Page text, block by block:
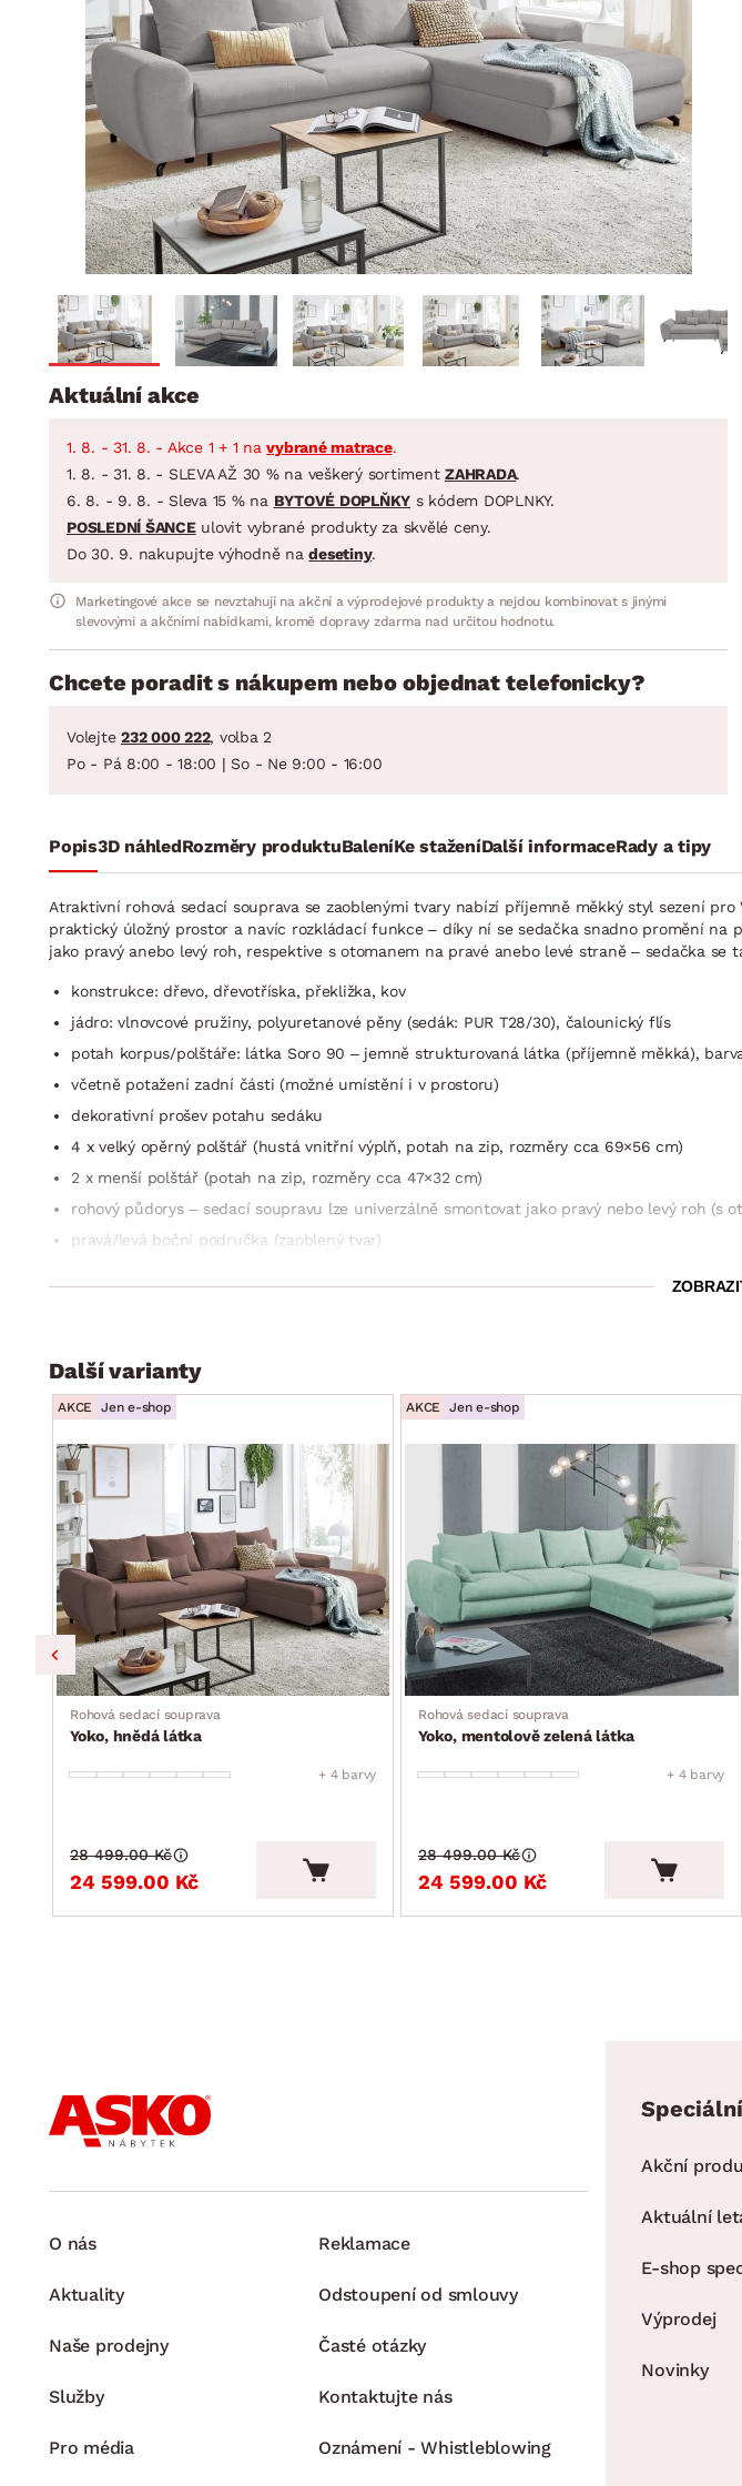
Dětský pokoj
Předsíň, šatna a chodba
Kuchyně
Koupelna
Zahrada
Domácnost
BYTOVÝ TEXTIL
Přikrývky
Polštáře
Koberce
Závěsy a žaluzie
Zobrazit vše
STOLOVÁNÍ A VAŘENÍ
Jídelní servis
Příbory
Hrnce
Pánve
Zobrazit vše
DOMÁCÍ
VELIKONOCE
Koupelnové sestavy
Jídelní sestavy
Zahradní sestavy
Aktuální akce
1. 8. - 31. 8. - Akce 1 + 1 navybrané matrace.
1. 8. - 31. 8. - SLEVA AŽ 30 % na veškerý sortiment ZAHRADA.
6. 8. - 9. 8. - Sleva 15 % na BYTOVÉ DOPLŇKY s kódem DOPLNKY.
POSLEDNÍ ŠANCEulovit vybrané produkty za skvělé ceny.
Do 30. 9. nakupujte výhodně nadesetiny.
Marketingové akce se nevztahují na akční a výprodejové produkty a nejdou kombinovat s jinými
slevovými a akčními nabídkami, kromě dopravy zdarma nad určitou hodnotu.
Chcete poradit s nákupem nebo objednat telefonicky?
Volejte 232 000 222, volba 2
Po - Pá 8:00 - 18:00 | So - Ne 9:00 - 16:00
Popis3D náhledRozměry produktuBaleníKe staženíDalší informaceRady a tipy
Atraktivní rohová sedací souprava se zaoblenými tvary nabízí příjemně měkký styl sezení
praktický úložný prostor a navíc rozkládací funkce – díky ní se sedačka snadno promění
jako pravý anebo levý roh, respektive s otomanem na pravé anebo levé straně – sedačka se
konstrukce: dřevo, dřevotříska, překližka, kov
jádro: vlnovcové pružiny, polyuretanové pěny (sedák: PUR T28/30), čalounický flís
potah korpus/polštáře: látka Soro 90 – jemně strukturovaná látka (příjemně měkká),
včetně potažení zadní části (možné umístění i v prostoru)
dekorativní prošev potahu sedáku
4 x velký opěrný polštář (hustá vnitřní výplň, potah na zip, rozměry cca 69×56 cm)
2 x menší polštář (potah na zip, rozměry cca 47×32 cm)
rohový půdorys – sedací soupravu lze univerzálně smontovat jako pravý nebo levý roh (s
pravá/levá boční područka (zaoblený tvar)
hloubka sedáku včetně polštářů: 67 cm/bez polštářů: 90 cm
přední/zadní nohy: kovový profil, černé
funkce rozkladu na příležitostné lůžko: plocha 136×257 cm – prostor pro 2 osoby
opěráku)
úložný prostor (umístěn pod sedákem)
atraktivní moderní design
dodáváno v částečném demontu
Další varianty
AKCE Jen e-shop
Rohová sedací souprava
Yoko, hnědá látka
+ 4 barvy
24 599.00 Kč
28 499.00 Kč
AKCE Jen e-shop
Rohová sedací souprava
Yoko, mentolově zelená látka
+ 4 barvy
24 599.00 Kč
28 499.00 Kč
O nás
Aktuality
Naše prodejny
Služby
Pro média
Reklamace
Odstoupení od smlouvy
Časté otázky
Kontaktujte nás
Oznámení - Whistleblowing
Akční
Aktuální
E-shop
Výprodej
Novinky